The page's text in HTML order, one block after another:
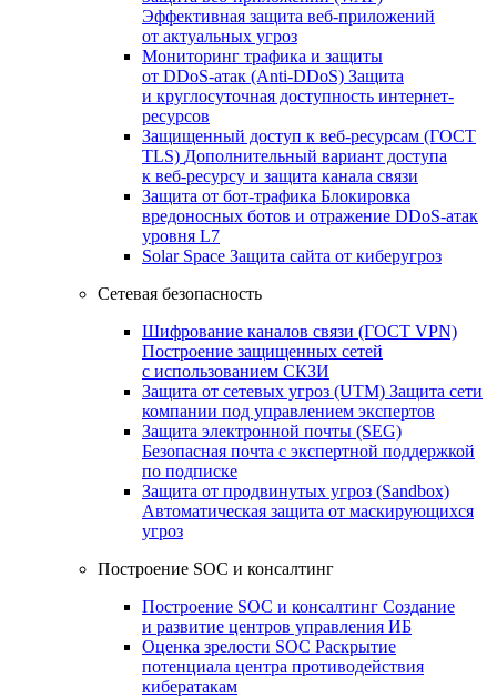
Эффективная защита веб-приложений
от актуальных угроз
Мониторинг трафика и защиты
от DDoS‑атак (Anti‑DDoS) Защита
и круглосуточная доступность интернет-
ресурсов
Защищенный доступ к веб-ресурсам (ГОСТ
TLS) Дополнительный вариант доступа
к веб‑ресурсу и защита канала связи
Защита от бот‑трафика Блокировка
вредоносных ботов и отражение DDoS‑атак
уровня L7
Solar Space Защита сайта от киберугроз
Сетевая безопасность
Шифрование каналов связи (ГОСТ VPN)
Построение защищенных сетей
с использованием СКЗИ
Защита от сетевых угроз (UTM) Защита сети
компании под управлением экспертов
Защита электронной почты (SEG)
Безопасная почта с экспертной поддержкой
по подписке
Защита от продвинутых угроз (Sandbox)
Автоматическая защита от маскирующихся
угроз
Построение SOC и консалтинг
Построение SOC и консалтинг Создание
и развитие центров управления ИБ
Оценка зрелости SOC Раскрытие
потенциала центра противодействия
кибератакам